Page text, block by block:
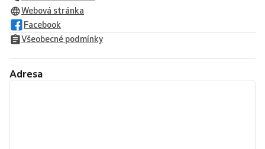
Webová stránka
Facebook
Všeobecné podmínky
Adresa